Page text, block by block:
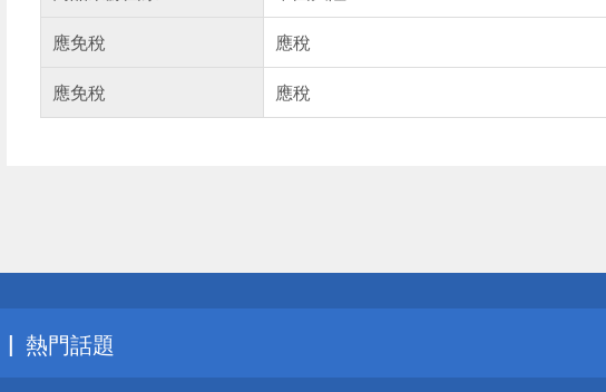
應免稅
應稅
應免稅
應稅
詐騙網頁！請小心！
得獎公告
熱門話題
銀行優惠